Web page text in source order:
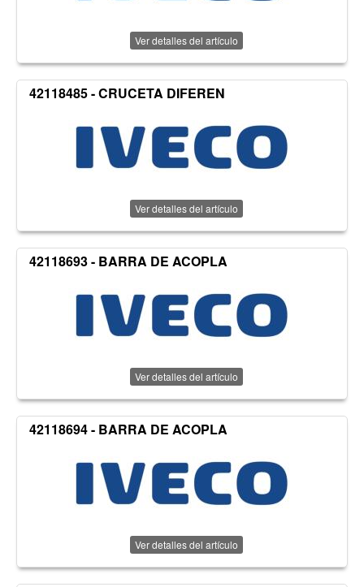
Ver detalles del artículo
42118485 - CRUCETA DIFEREN
Ver detalles del artículo
42118693 - BARRA DE ACOPLA
Ver detalles del artículo
42118694 - BARRA DE ACOPLA
Ver detalles del artículo